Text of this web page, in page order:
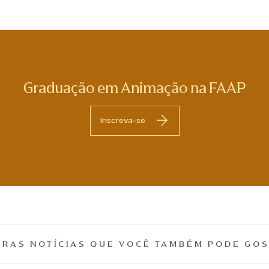
Graduação em Animação na FAAP
Inscreva-se
NOTÍCIAS QUE VOCÊ TAMBÉM PODE